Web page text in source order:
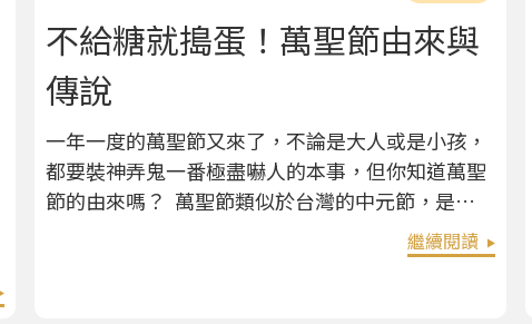
不給糖就搗蛋！萬聖節由來與
傳說
一年一度的萬聖節又來了，不論是大人或是小孩，
都要裝神弄鬼一番極盡嚇人的本事，但你知道萬聖
節的由來嗎？ 萬聖節類似於台灣的中元節，是個
與鬼怪、靈異有關的節日，多數人一直誤認為10月
31日是萬聖節，事實上10月31日這天是萬聖節前夕
繼續閱讀